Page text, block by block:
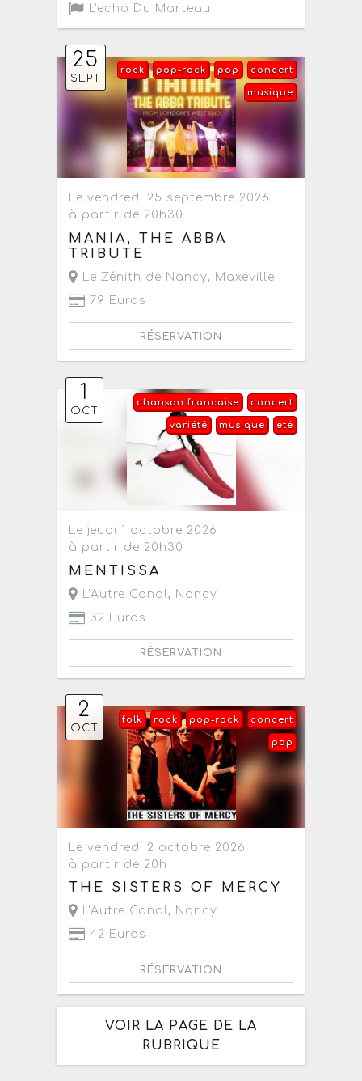
L'echo Du Marteau
25
SEPT
concert
pop
pop-rock
rock
musique
Le vendredi 25 septembre 2026
à partir de 20h30
MANIA, THE ABBA
TRIBUTE
Le Zénith de Nancy, Maxéville
79 Euros
RÉSERVATION
1
OCT
concert
chanson francaise
été
musique
variété
Le jeudi 1 octobre 2026
à partir de 20h30
MENTISSA
L'Autre Canal , Nancy
32 Euros
RÉSERVATION
2
OCT
concert
pop-rock
rock
folk
pop
Le vendredi 2 octobre 2026
à partir de 20h
THE SISTERS OF MERCY
L'Autre Canal, Nancy
42 Euros
RÉSERVATION
VOIR LA PAGE DE LA
RUBRIQUE